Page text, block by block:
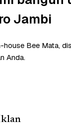
Jambi
house Bee Mata,
Anda.